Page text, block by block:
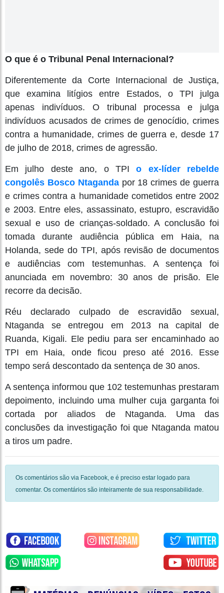
O que é o Tribunal Penal Internacional?
Diferentemente da Corte Internacional de Justiça,
que examina litígios entre Estados, o TPI julga
apenas indivíduos. O tribunal processa e julga
indivíduos acusados de crimes de genocídio, crimes
contra a humanidade, crimes de guerra e, desde 17
de julho de 2018, crimes de agressão.
Em julho deste ano, o TPIo ex-líder rebelde
congolês Bosco Ntagandapor 18 crimes de guerra
e crimes contra a humanidade cometidos entre 2002
e 2003. Entre eles, assassinato, estupro, escravidão
sexual e uso de crianças-soldado. A conclusão foi
tomada durante audiência pública em Haia, na
Holanda, sede do TPI, após revisão de documentos
e audiências com testemunhas. A sentença foi
anunciada em novembro: 30 anos de prisão. Ele
recorre da decisão.
Réu declarado culpado de escravidão sexual,
Ntaganda se entregou em 2013 na capital de
Ruanda, Kigali. Ele pediu para ser encaminhado ao
TPI em Haia, onde ficou preso até 2016. Esse
tempo será descontado da sentença de 30 anos.
A sentença informou que 102 testemunhas prestaram
depoimento, incluindo uma mulher cuja garganta foi
cortada por aliados de Ntaganda. Uma das
conclusões da investigação foi que Ntaganda matou
a tiros um padre.
Os comentários são via Facebook, e é preciso estar logado para
comentar. Os comentários são inteiramente de sua responsabilidade.